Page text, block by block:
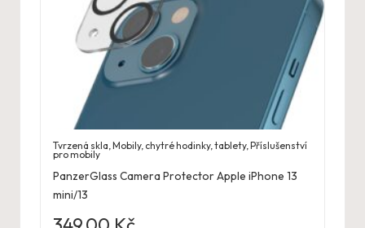
Tvrzená skla,Mobily, chytré hodinky, tablety,Příslušenství
pro mobily
PanzerGlass Camera Protector Apple iPhone 13
mini/13